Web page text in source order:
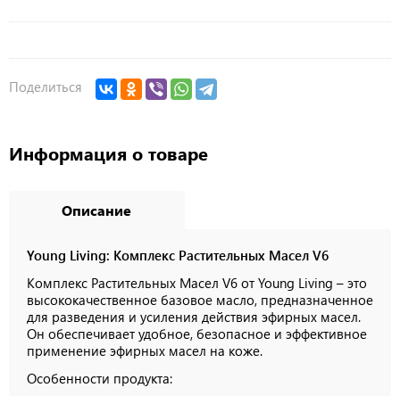
Поделиться
Информация о товаре
Описание
Young Living: Комплекс Растительных Масел V6
Комплекс Растительных Масел V6 от Young Living – это
высококачественное базовое масло, предназначенное
для разведения и усиления действия эфирных масел.
Он обеспечивает удобное, безопасное и эффективное
применение эфирных масел на коже.
Особенности продукта: